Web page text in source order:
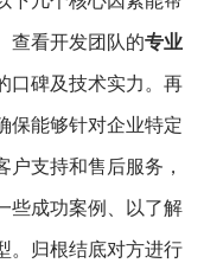
查看开发团队的专业
口碑及技术实力。再
保能够针对企业特定
支持和售后服务，
些成功案例、以了解
。归根结底对方进行